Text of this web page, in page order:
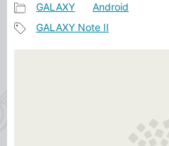
事
カ
GALAXY Android
GALAXY Note II